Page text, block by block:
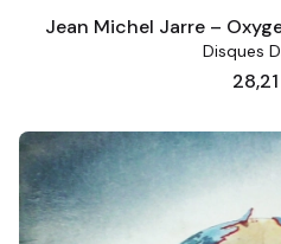
Jean Michel Jarre –
Disques
Preis